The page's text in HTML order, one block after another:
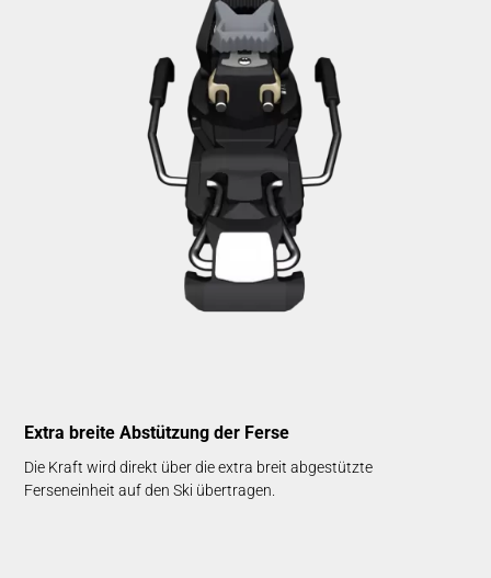
Extra breite Abstützung der Ferse
Die Kraft wird direkt über die extra breit abgestützte
Ferseneinheit auf den Ski übertragen.